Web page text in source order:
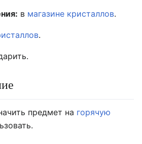
в магазине кристаллов.
.
предмет на горячую